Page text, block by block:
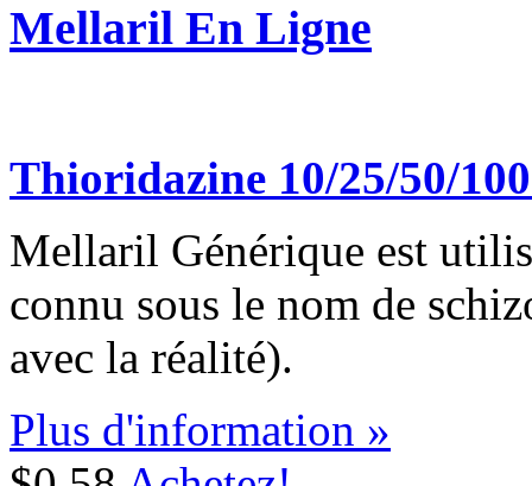
Mellaril En Ligne
Thioridazine 10/25/50/
Mellaril Générique est
connu sous le nom de
avec la réalité).
Plus d'information »